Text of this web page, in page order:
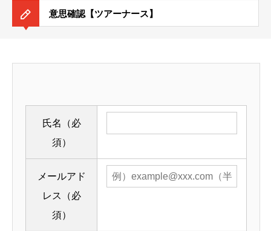
意思確認【ツアーナース】
氏名（必
須）
メールアド
レス（必
須）